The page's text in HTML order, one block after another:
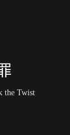
the Twist